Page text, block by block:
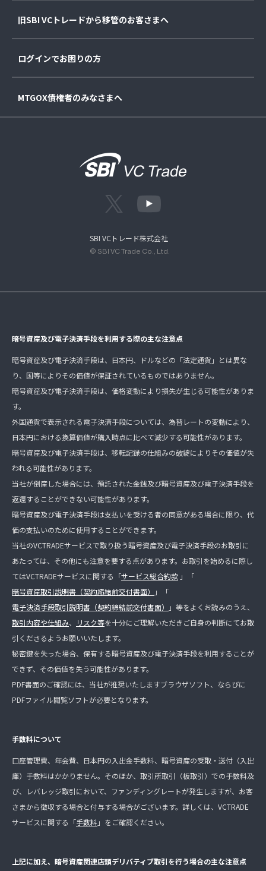
旧SBI VCトレードから移管のお客さまへ
ログインでお困りの方
MTGOX債権者のみなさまへ
SBI VCトレード株式会社
© SBI VC Trade Co., Ltd.
暗号資産及び電子決済手段を利用する際の主な注意点
暗号資産及び電子決済手段は、日本円、ドルなどの「法定通貨」とは異な
り、国等によりその価値が保証されているものではありません。
暗号資産及び電子決済手段は、価格変動により損失が生じる可能性がありま
す。
外国通貨で表示される電子決済手段については、為替レートの変動により、
日本円における換算価値が購入時点に比べて減少する可能性があります。
暗号資産及び電子決済手段は、移転記録の仕組みの破綻によりその価値が失
われる可能性があります。
当社が倒産した場合には、預託された金銭及び暗号資産及び電子決済手段を
返還することができない可能性があります。
暗号資産及び電子決済手段は支払いを受ける者の同意がある場合に限り、代
価の支払いのために使用することができます。
当社のVCTRADEサービスで取り扱う暗号資産及び電子決済手段のお取引に
あたっては、その他にも注意を要する点があります。お取引を始めるに際し
てはVCTRADEサービスに関する「サービス総合約款 」「
暗号資産取引説明書（契約締結前交付書面）
」「
電子決済手段取引説明書（契約締結前交付書面）
」等をよくお読みのうえ、
取引内容や仕組み、 リスク等を十分にご理解いただきご自身の判断にてお取
引くださるようお願いいたします。
秘密鍵を失った場合、保有する暗号資産及び電子決済手段を利用することが
できず、その価値を失う可能性があります。
PDF書面のご確認には、当社が推奨いたしますブラウザソフト、ならびに
PDFファイル閲覧ソフトが必要となります。
手数料について
口座管理費、年会費、日本円の入出金手数料、暗号資産の受取・送付（入出
庫）手数料はかかりません。そのほか、取引所取引（板取引）での手数料及
び、レバレッジ取引において、ファンディングレートが発生しますが、お客
さまから徴収する場合と付与する場合がございます。詳しくは、VCTRADE
サービスに関する「手数料」をご確認ください。
上記に加え、暗号資産関連店頭デリバティブ取引を行う場合の主な注意点